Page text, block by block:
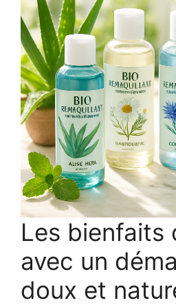
Les bienfaits
avec un
doux et